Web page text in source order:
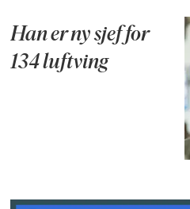
Han er ny sjef for
134 luftving